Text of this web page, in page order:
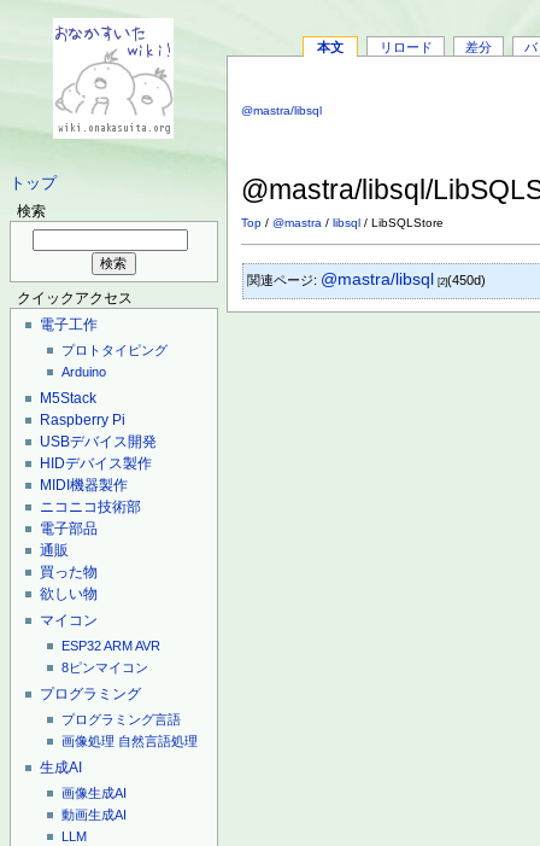
トップ
検索
クイックアクセス
電子工作
プロトタイピング
Arduino
M5Stack
Raspberry Pi
USBデバイス開発
HIDデバイス製作
MIDI機器製作
ニコニコ技術部
電子部品
通販
買った物
欲しい物
マイコン
ESP32ARMAVR
8ピンマイコン
プログラミング
プログラミング言語
画像処理 自然言語処理
生成AI
画像生成AI
動画生成AI
LLM
本文 リロード 差分 バ
@mastra/libsql
@mastra/libsql/
Top /@mastra /libsql / LibSQLStore
関連ページ: @mastra/libsql [2](450d)